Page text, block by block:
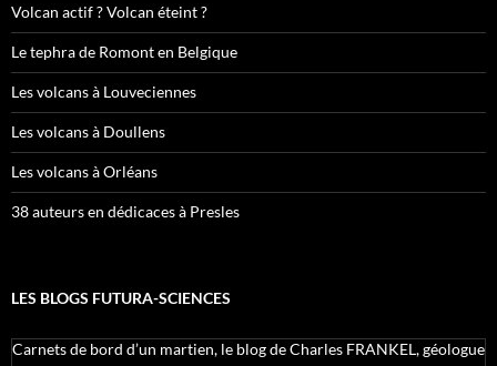
Volcan actif ? Volcan éteint ?
Le tephra de Romont en Belgique
Les volcans à Louveciennes
Les volcans à Doullens
Les volcans à Orléans
38 auteurs en dédicaces à Presles
LES BLOGS FUTURA-SCIENCES
Carnets de bord d’un martien, le blog de Charles FRANKEL, géologue